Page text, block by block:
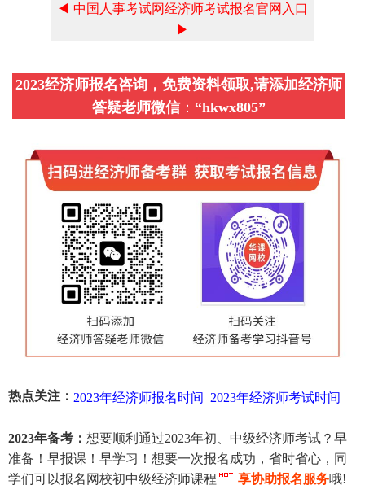
◀ 中国人事考试网经济师考试报名官网入口
▶
2023经济师报名咨询，免费资料领取,请添加经济师
答疑老师微信： “hkwx805”
热点关注： 2023年经济师报名时间 2023年经济师考试时间
2023年备考： 想要顺利通过2023年初、中级经济师考试？早
准备！早报课！早学习！想要一次报名成功，省时省心，同
学们可以报名网校初中级经济师课程
享协助报名服务哦!